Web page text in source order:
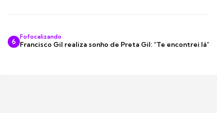
6
Fofocalizando
Francisco Gil realiza sonho de Preta Gil: "Te encontrei lá"